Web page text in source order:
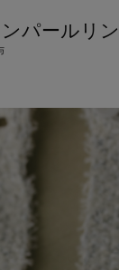
パールリ